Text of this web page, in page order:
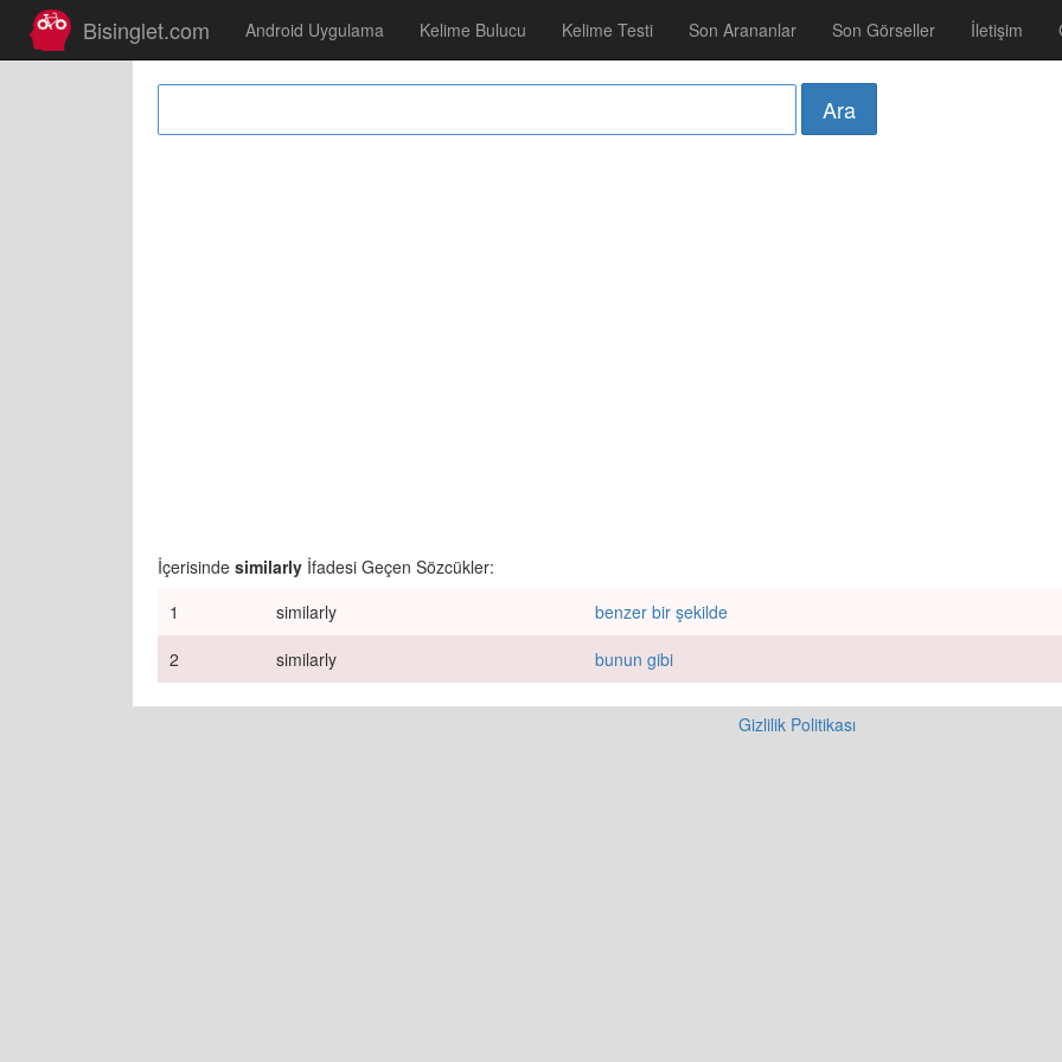
Bisinglet.com Android Uygulama Kelime Bulucu Kelime Testi Son Arananlar Son Görseller İletişim
İçerisinde similarly İfadesi Geçen Sözcükler:
1
similarly
benzer bir şekilde
2
similarly bunun gibi
Gizlilik Politikası